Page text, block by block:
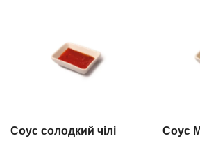
Соус солодкий чілі
Соус